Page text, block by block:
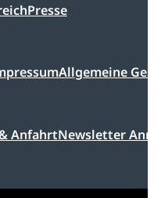
Presse
Allgemeine
AnfahrtNewsletter